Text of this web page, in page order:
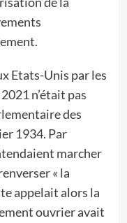
Etats-Unis par les
n’était pas
des
1934. Par
marcher
« la
appelait alors la
ouvrier avait